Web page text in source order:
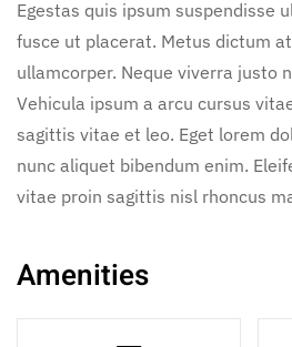
Egestas quis ipsum suspendisse
fusce ut placerat. Metus dictum
ullamcorper. Neque viverra justo
Vehicula ipsum a arcu cursus
sagittis vitae et leo. Eget lorem
nunc aliquet bibendum enim.
vitae proin sagittis nisl rhoncus
Amenities